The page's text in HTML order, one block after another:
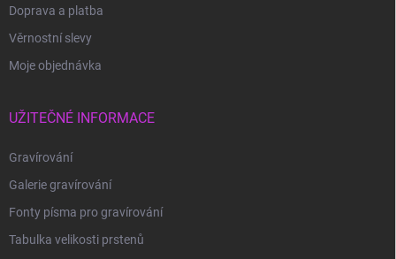
Doprava a platba
Věrnostní slevy
Moje objednávka
UŽITEČNÉ INFORMACE
Gravírování
Galerie gravírování
Fonty písma pro gravírování
Tabulka velikosti prstenů